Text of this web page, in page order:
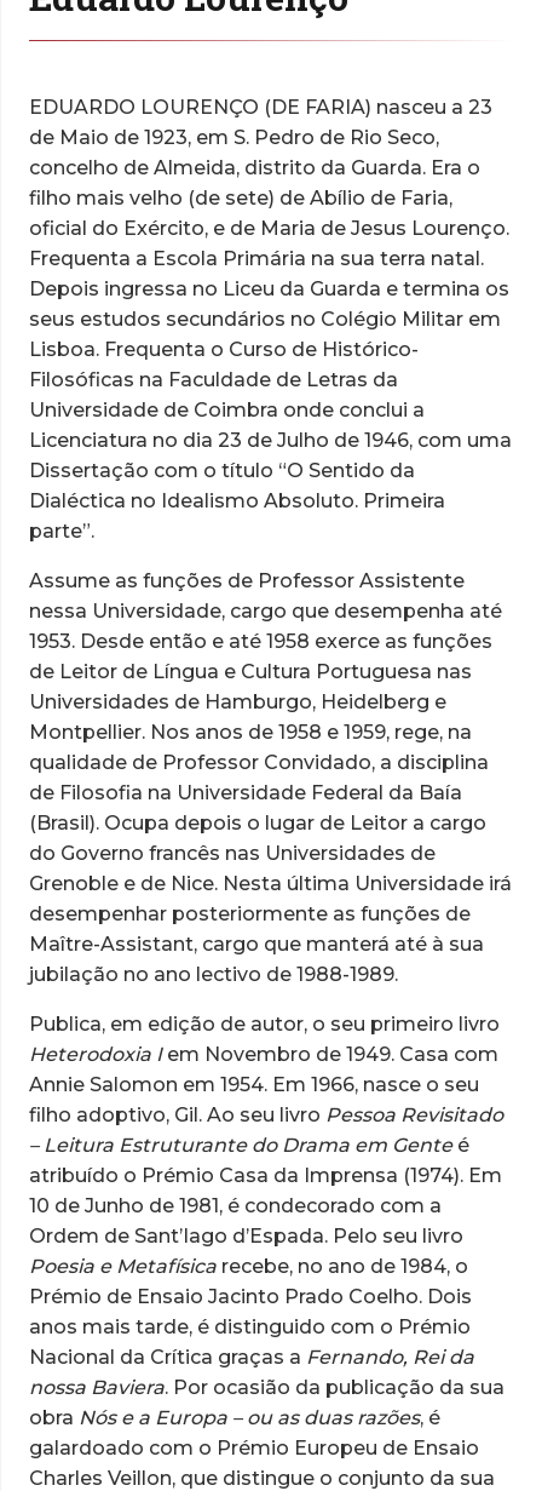
EDUARDO LOURENÇO (DE FARIA) nasceu a 23
de Maio de 1923, em S. Pedro de Rio Seco,
concelho de Almeida, distrito da Guarda. Era o
filho mais velho (de sete) de Abílio de Faria,
oficial do Exército, e de Maria de Jesus Lourenço.
Frequenta a Escola Primária na sua terra natal.
Depois ingressa no Liceu da Guarda e termina os
seus estudos secundários no Colégio Militar em
Lisboa. Frequenta o Curso de Histórico-
Filosóficas na Faculdade de Letras da
Universidade de Coimbra onde conclui a
Licenciatura no dia 23 de Julho de 1946, com uma
Dissertação com o título “O Sentido da
Dialéctica no Idealismo Absoluto. Primeira
parte”.
Assume as funções de Professor Assistente
nessa Universidade, cargo que desempenha até
1953. Desde então e até 1958 exerce as funções
de Leitor de Língua e Cultura Portuguesa nas
Universidades de Hamburgo, Heidelberg e
Montpellier. Nos anos de 1958 e 1959, rege, na
qualidade de Professor Convidado, a disciplina
de Filosofia na Universidade Federal da Baía
(Brasil). Ocupa depois o lugar de Leitor a cargo
do Governo francês nas Universidades de
Grenoble e de Nice. Nesta última Universidade irá
desempenhar posteriormente as funções de
Maître-Assistant, cargo que manterá até à sua
jubilação no ano lectivo de 1988-1989.
Publica, em edição de autor, o seu primeiro livro
Heterodoxia Iem Novembro de 1949. Casa com
Annie Salomon em 1954. Em 1966, nasce o seu
filho adoptivo, Gil. Ao seu livro Pessoa Revisitado
– Leitura Estruturante do Drama em Genteé
atribuído o Prémio Casa da Imprensa (1974). Em
10 de Junho de 1981, é condecorado com a
Ordem de Sant’Iago d’Espada. Pelo seu livro
Poesia e Metafísica recebe, no ano de 1984, o
Prémio de Ensaio Jacinto Prado Coelho. Dois
anos mais tarde, é distinguido com o Prémio
Nacional da Crítica graças a Fernando, Rei da
nossa Baviera. Por ocasião da publicação da sua
obra Nós e a Europa – ou as duas razões, é
galardoado com o Prémio Europeu de Ensaio
Charles Veillon, que distingue o conjunto da sua